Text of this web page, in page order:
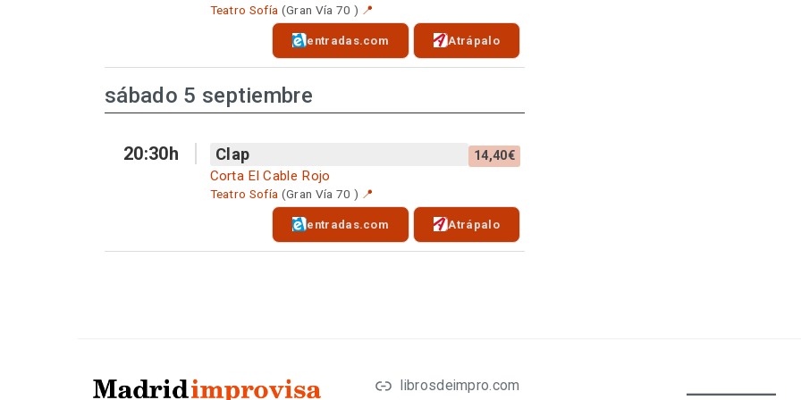
Teatro Sofía (Gran Vía 70 ) 📍
entradas.com Atrápalo
sábado 5 septiembre
20:30h Clap 14,40€
Corta El Cable Rojo
Teatro Sofía (Gran Vía 70 ) 📍
entradas.com Atrápalo
librosdeimpro.com